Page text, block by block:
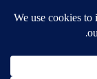
المنشورة في هذا
رئيس التحرير